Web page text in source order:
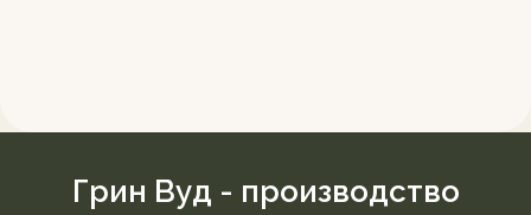
Грин Вуд - производство